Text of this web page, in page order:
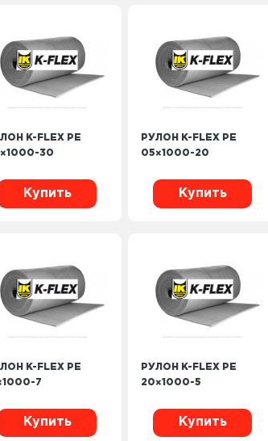
K-FLEX PE
30
Купить
РУЛОН K-FLEX PE
05×1000-20
Купить
K-FLEX PE
7
Купить
РУЛОН K-FLEX PE
20×1000-5
Купить